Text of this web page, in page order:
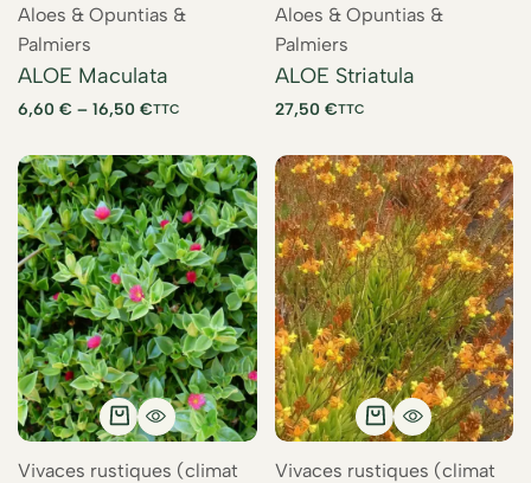
Aloes & Opuntias &
Palmiers
ALOE Maculata
6,60 € – 16,50 €TTC
Aloes & Opuntias &
Palmiers
ALOE Striatula
27,50 €TTC
Vivaces rustiques (climat
Vivaces rustiques (climat